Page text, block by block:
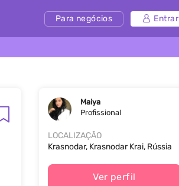
Para negócios Entrar
Maiya
Profissional
LOCALIZAÇÃO
Krasnodar, Krasnodar Krai, Rússia
Ver perfil